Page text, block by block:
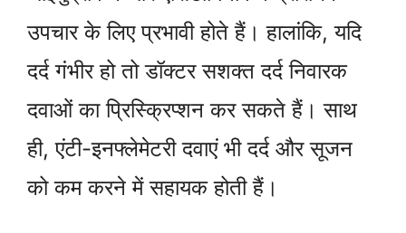
उपचार के लिए प्रभावी होते हैं। हालांकि, यदि
दर्द गंभीर हो तो डॉक्टर सशक्त दर्द निवारक
दवाओं का प्रिस्क्रिप्शन कर सकते हैं। साथ
ही, एंटी-इनफ्लेमेटरी दवाएं भी दर्द और सूजन
को कम करने में सहायक होती हैं।